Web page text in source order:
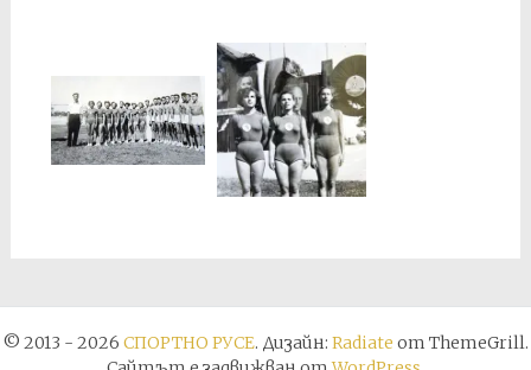
© 2013 - 2026 СПОРТНО РУСЕ. Дизайн: Radiate от ThemeGrill.